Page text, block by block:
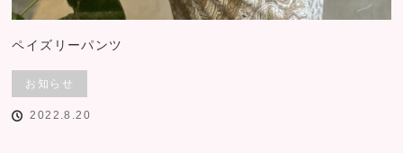
ペイズリーパンツ
お知らせ
2022.8.20